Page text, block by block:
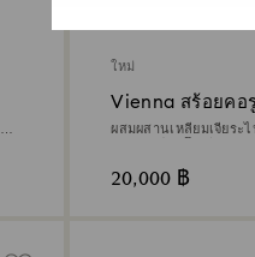
ใหม่
Vienna สร้อยคอ
ผสมผสานเหลี่ยมเจียระ
20,000 ฿